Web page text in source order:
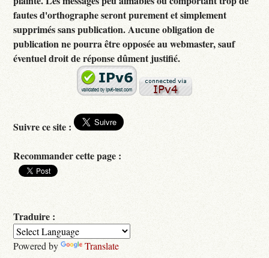
fautes d'orthographe seront purement et simplement
supprimés sans publication. Aucune obligation de
publication ne pourra être opposée au webmaster, sauf
éventuel droit de réponse dûment justifié.
Suivre ce site :
Recommander cette page :
Traduire :
Powered by Translate